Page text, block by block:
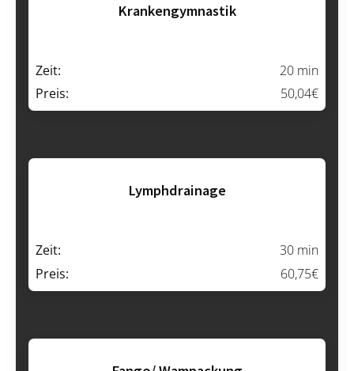
Krankengymnastik
Zeit:
20 min
Preis:
50,04€
Lymphdrainage
Zeit:
30 min
Preis:
60,75€